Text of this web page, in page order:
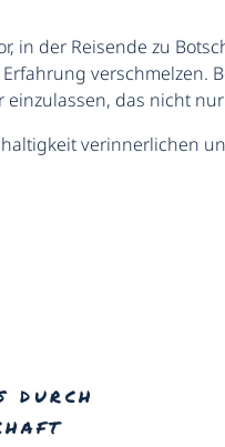
in der Reisende zu
verschmelzen.
einzulassen, das nicht
verinnerlichen
durch